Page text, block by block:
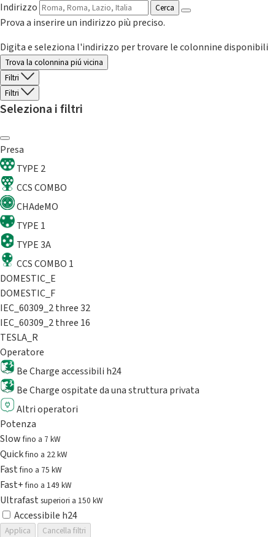
Indirizzo
Cerca
Prova a inserire un indirizzo più preciso.
Digita e seleziona l'indirizzo per trovare le colonnine disponibili
Trova la colonnina piú vicina
Filtri
Filtri
Seleziona i filtri
Presa
TYPE 2
CCS COMBO
CHAdeMO
TYPE 1
TYPE 3A
CCS COMBO 1
DOMESTIC_E
DOMESTIC_F
IEC_60309_2 three 32
IEC_60309_2 three 16
TESLA_R
Operatore
Be Charge accessibili h24
Be Charge ospitate da una struttura privata
Altri operatori
Potenza
Slowfino a 7 kW
Quickfino a 22 kW
Fastfino a 75 kW
Fast+fino a 149 kW
Ultrafast superiori a 150 kW
Accessibile h24
Applica
Cancella filtri